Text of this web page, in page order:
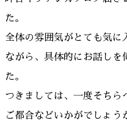
た。
全体の雰囲気がとても気に
ながら、具体的にお話しを
た。
つきましては、一度そちら
ご都合などいかがでしょう